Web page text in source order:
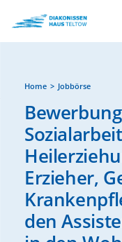
Home Jobbörse
Erzieher,
den